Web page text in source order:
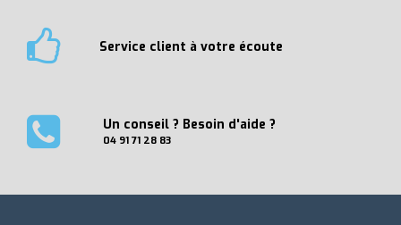
Service client à votre écoute
Un conseil ? Besoin d'aide ?
04 91 71 28 83